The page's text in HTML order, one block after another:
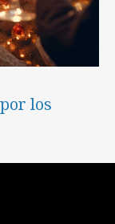
los